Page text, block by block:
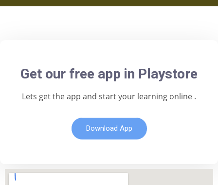
Get our free app in Playstore
Lets get the app and start your learning online .
Download App